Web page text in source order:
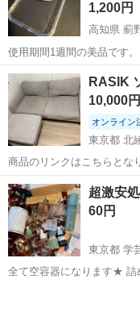
1,200円
高知県 薊
使用期間1週間の美品です。 端末購入時にauショップで￥6990で購入
し、ネットで買ったケース
高知 高知市
RASIK
10,000円
オンライン
東京都 北
商品のリンクはこちらとな
商品は、オットマン（1.5
となります。 普段使用によ
東京 足立区 北綾
超激安
60円
東京都 学
全て空容器になります★ 詰